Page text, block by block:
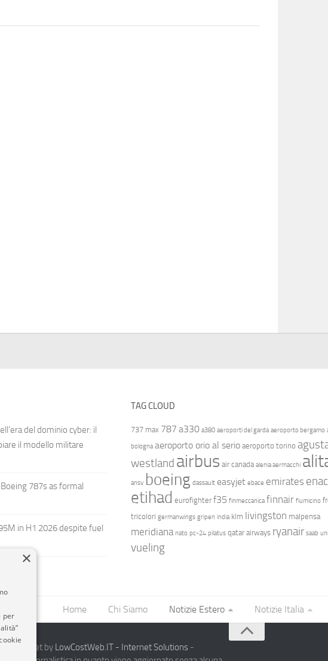
del dominio cyber: il
il modello militare
787s as formal
in H1 2026 despite fuel
TAG CLOUD
737 max 787 a330 a380 aeroporti del garda aeroporto bergamo
bologna aeroporto orio al serio aeroporto torino
westland airbus air canada alenia aermacchi
ansv boeing dassault easyjet ebace emirates enac
etihad eurofighter f35 finmeccanica finnair fiumicino
tricolori germanwings gripen india klm livingston malpensa
meridiana nato pc-24 pilatus qatar airways ryanair saab
vueling
Home Chi Siamo Notizie Estero Notizie Italia
Internet by LowCostWeb.IT - Internet Solutions -
×
per